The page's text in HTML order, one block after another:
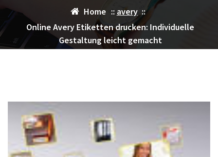
Home :: avery::
Online Avery Etiketten drucken: Individuelle
Gestaltung leicht gemacht